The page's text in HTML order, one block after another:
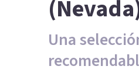
Una